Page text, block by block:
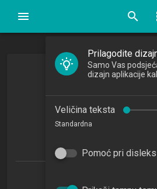
search
Upravljanje
Knowledge
2019/2020
Prilagodite
dizajn aplikacije
Veličina teksta
Standardna
Pomoć pri